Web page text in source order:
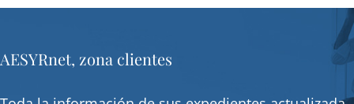
AESYRnet, zona clientes